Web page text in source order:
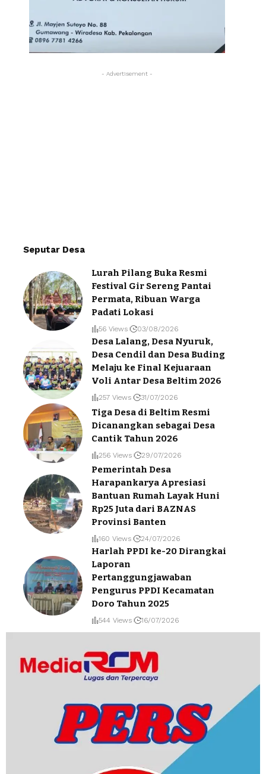
- Advertisement -
Seputar Desa
Lurah Pilang Buka Resmi
Festival Gir Sereng Pantai
Permata, Ribuan Warga
Padati Lokasi
56 Views 03/08/2026
Desa Lalang, Desa Nyuruk,
Desa Cendil dan Desa Buding
Melaju ke Final Kejuaraan
Voli Antar Desa Beltim 2026
257 Views 31/07/2026
Tiga Desa di Beltim Resmi
Dicanangkan sebagai Desa
Cantik Tahun 2026
256 Views 29/07/2026
Pemerintah Desa
Harapankarya Apresiasi
Bantuan Rumah Layak Huni
Rp25 Juta dari BAZNAS
Provinsi Banten
160 Views 24/07/2026
Harlah PPDI ke-20 Dirangkai
Laporan
Pertanggungjawaban
Pengurus PPDI Kecamatan
Doro Tahun 2025
544 Views 16/07/2026